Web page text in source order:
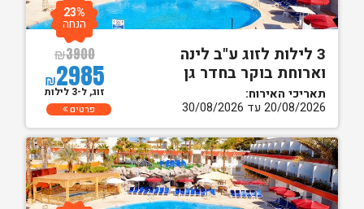
3 לילות לזוג ע"ב לינה
וארוחת בוקר בחדר גן
תאריכי האירוח:
20/08/2026 עד 30/08/2026
₪3900
₪2985
23%
הנחה
זוג, ל-3 לילות
פרטים